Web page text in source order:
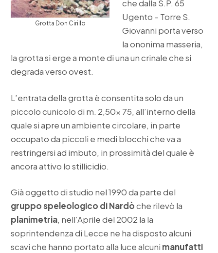
Grotta Don Cirillo
che dalla S.P. 65
Ugento – Torre S.
Giovanni porta verso
la ononima masseria,
la grotta si erge a monte di una un crinale che si
degrada verso ovest.
L’entrata della grotta è consentita solo da un
piccolo cunicolo di m. 2,50x 75, all’interno della
quale si apre un ambiente circolare, in parte
occupato da piccoli e medi blocchi che va a
restringersi ad imbuto, in prossimità del quale è
ancora attivo lo stillicidio.
Già oggetto di studio nel 1990 da parte del
gruppo speleologico di Nardòche rilevò la
planimetria, nell’Aprile del 2002 la la
soprintendenza di Lecce ne ha disposto alcuni
scavi che hanno portato alla luce alcuni manufatti